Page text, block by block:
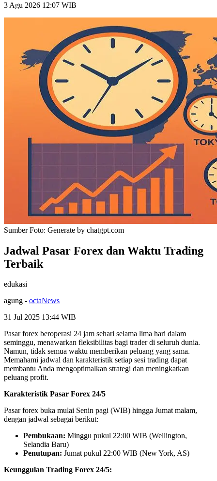
3 Agu 2026 12:07 WIB
Sumber Foto: Generate by chatgpt.com
Jadwal Pasar Forex dan Waktu Trading
Terbaik
edukasi
agung - octaNews
31 Jul 2025 13:44 WIB
Pasar forex beroperasi 24 jam sehari selama lima hari dalam
seminggu, menawarkan fleksibilitas bagi trader di seluruh dunia.
Namun, tidak semua waktu memberikan peluang yang sama.
Memahami jadwal dan karakteristik setiap sesi trading dapat
membantu Anda mengoptimalkan strategi dan meningkatkan
peluang profit.
Karakteristik Pasar Forex 24/5
Pasar forex buka mulai Senin pagi (WIB) hingga Jumat malam,
dengan jadwal sebagai berikut:
Pembukaan: Minggu pukul 22:00 WIB (Wellington,
Selandia Baru)
Penutupan: Jumat pukul 22:00 WIB (New York, AS)
Keunggulan Trading Forex 24/5: